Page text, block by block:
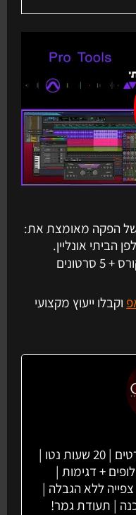
של הפקה מאומצת את:
◀️ מוזמנים לקרוא את סילבוס הקורס + 5 סרטונים
וקבלו ייעוץ מקצועי
2 קורסים בחבילה אחת | 130 סרטים | 20 שעות נטו |
מדהימים | 20 גיגה לופים + דגימות |
ללא הגבלה |